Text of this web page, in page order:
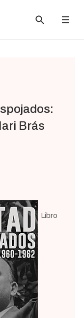
Brás
Libro